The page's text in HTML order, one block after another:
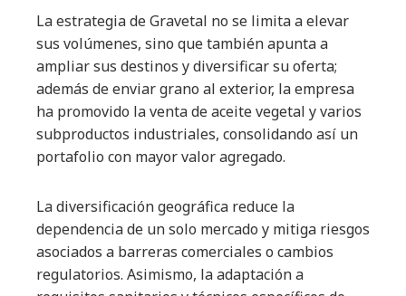
La estrategia de Gravetal no se limita a elevar
sus volúmenes, sino que también apunta a
ampliar sus destinos y diversificar su oferta;
además de enviar grano al exterior, la empresa
ha promovido la venta de aceite vegetal y varios
subproductos industriales, consolidando así un
portafolio con mayor valor agregado.
La diversificación geográfica reduce la
dependencia de un solo mercado y mitiga riesgos
asociados a barreras comerciales o cambios
regulatorios. Asimismo, la adaptación a